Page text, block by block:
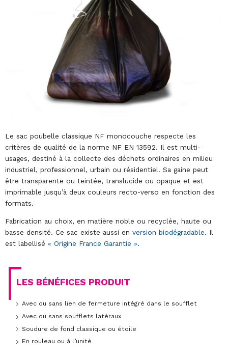
Le sac poubelle classique NF monocouche respecte les
critères de qualité de la norme NF EN 13592. Il est multi-
usages, destiné à la collecte des déchets ordinaires en milieu
industriel, professionnel, urbain ou résidentiel. Sa gaine peut
être transparente ou teintée, translucide ou opaque et est
imprimable jusqu’à deux couleurs recto-verso en fonction des
formats.
Fabrication au choix, en matière noble ou recyclée, haute ou
basse densité. Ce sac existe aussi en version biodégradable. Il
est labellisé « Origine France Garantie ».
LES BÉNÉFICES PRODUIT
Avec ou sans lien de fermeture intégré dans le soufflet
Avec ou sans soufflets latéraux
Soudure de fond classique ou étoile
En rouleau ou à l’unité